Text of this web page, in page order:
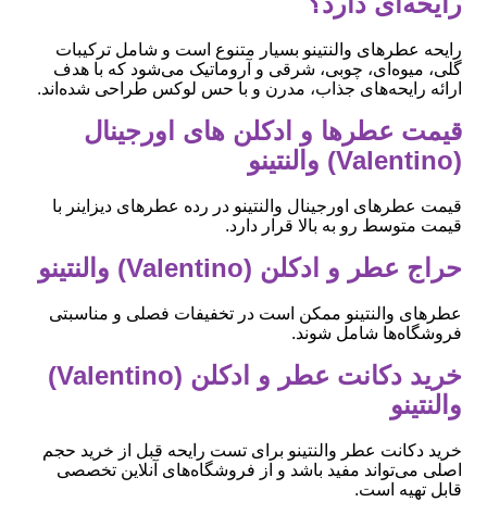
رایحه عطرهای والنتینو بسیار متنوع است و شامل ترکیبات
گلی، میوه‌ای، چوبی، شرقی و آروماتیک می‌شود که با هدف
ارائه رایحه‌های جذاب، مدرن و با حس لوکس طراحی شده‌اند.
قیمت عطرها و ادکلن های اورجینال
(Valentino) والنتینو
قیمت عطرهای اورجینال والنتینو در رده عطرهای دیزاینر با
قیمت متوسط رو به بالا قرار دارد.
حراج عطر و ادکلن (Valentino) والنتینو
عطرهای والنتینو ممکن است در تخفیفات فصلی و مناسبتی
فروشگاه‌ها شامل شوند.
خرید دکانت عطر و ادکلن (Valentino)
والنتینو
خرید دکانت عطر والنتینو برای تست رایحه قبل از خرید حجم
اصلی می‌تواند مفید باشد و از فروشگاه‌های آنلاین تخصصی
قابل تهیه است.